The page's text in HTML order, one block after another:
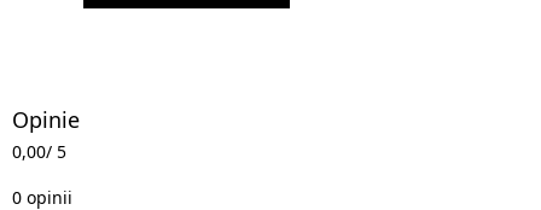
Opinie
0,00/ 5
0 opinii